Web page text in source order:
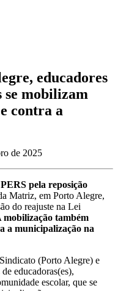
educadores
se mobilizam
contra a
de 2025
pela reposição
Matriz, em Porto Alegre,
do reajuste na Lei
mobilização também
a municipalização na
(Porto Alegre) e
educadoras(es),
escolar, que se